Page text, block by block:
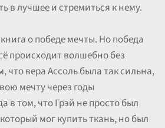
в лучшее и стремиться к нему.
о победе мечты. Но победа
происходит волшебно без
что вера Ассоль была так сильна,
мечту через годы
в том, что Грэй не просто был
мог купить ткань, но был